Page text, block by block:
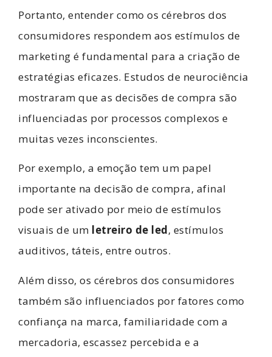
Portanto, entender como os cérebros dos
consumidores respondem aos estímulos de
marketing é fundamental para a criação de
estratégias eficazes. Estudos de neurociência
mostraram que as decisões de compra são
influenciadas por processos complexos e
muitas vezes inconscientes.
Por exemplo, a emoção tem um papel
importante na decisão de compra, afinal
pode ser ativado por meio de estímulos
visuais de um letreiro de led, estímulos
auditivos, táteis, entre outros.
Além disso, os cérebros dos consumidores
também são influenciados por fatores como
confiança na marca, familiaridade com a
mercadoria, escassez percebida e a